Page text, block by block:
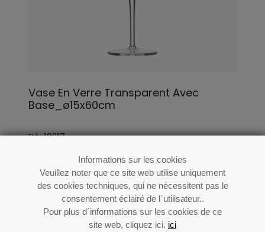
Informations sur les cookies
Veuillez noter que ce site web utilise uniquement
des cookies techniques, qui ne nécessitent pas le
consentement éclairé de l´utilisateur..
Pour plus d´informations sur les cookies de ce
site web, cliquez ici. ici
Vase En Verre Transparent Avec
Base_ø15x60cm
Ré: 10217